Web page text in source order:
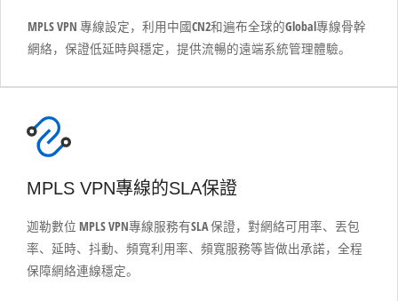
MPLS VPN 專線設定，利用中國CN2和遍布全球的Global專線骨幹
網絡，保證低延時與穩定，提供流暢的遠端系統管理體驗。
MPLS VPN專線的SLA保證
迦勒數位 MPLS VPN專線服務有SLA 保證，對網絡可用率、丟包
率、延時、抖動、頻寬利用率、頻寬服務等皆做出承諾，全程
保障網絡連線穩定。